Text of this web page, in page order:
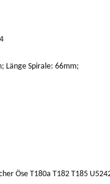
Länge Spirale: 66mm;
Öse T180a T182 T185